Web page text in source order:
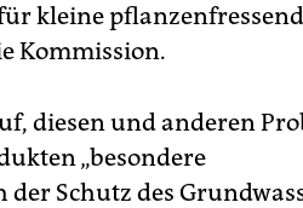
kleine
Kommission.
diesen und anderen
„besondere
Schutz des